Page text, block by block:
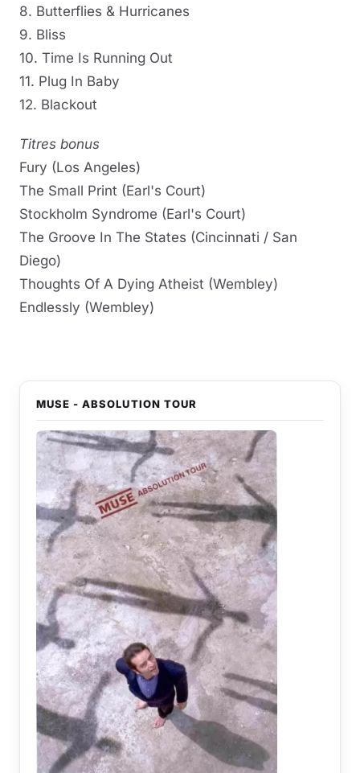
8. Butterflies & Hurricanes
9. Bliss
10. Time Is Running Out
11. Plug In Baby
12. Blackout
Titres bonus
Fury (Los Angeles)
The Small Print (Earl's Court)
Stockholm Syndrome (Earl's Court)
The Groove In The States (Cincinnati / San
Diego)
Thoughts Of A Dying Atheist (Wembley)
Endlessly (Wembley)
MUSE - ABSOLUTION TOUR